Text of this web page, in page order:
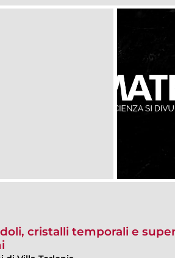
cristalli temporali e